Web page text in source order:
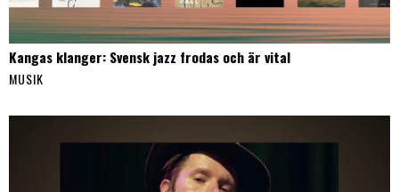
Kangas klanger: Svensk jazz frodas och är vital
MUSIK